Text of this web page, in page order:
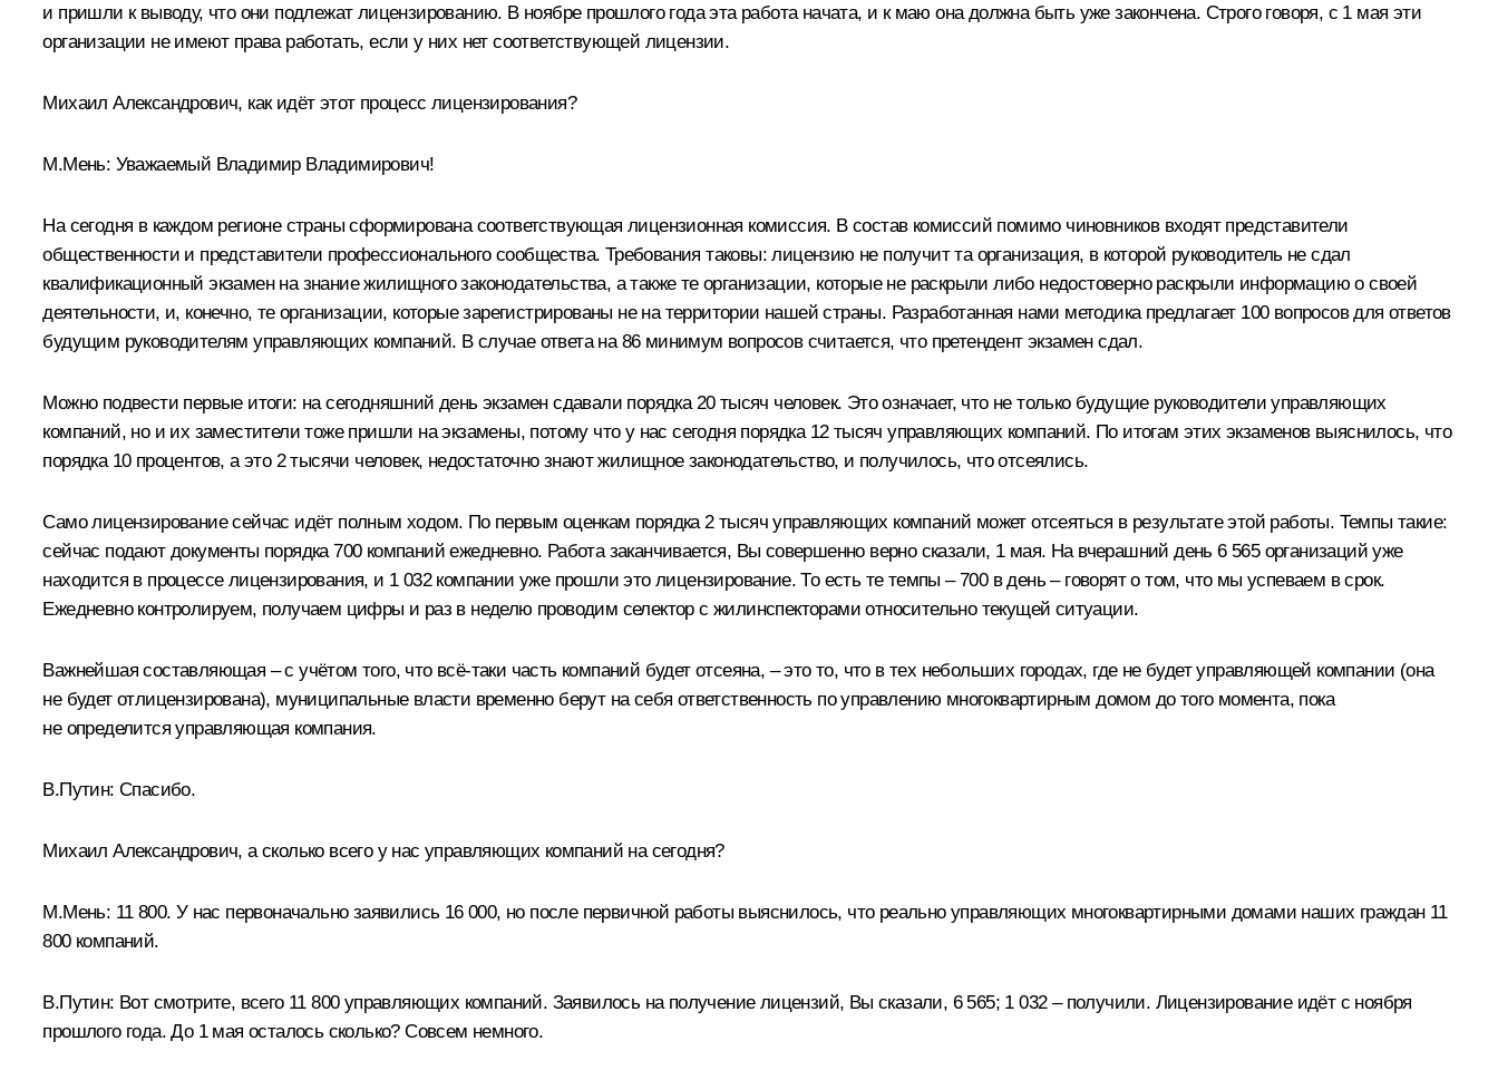
и пришли к выводу, что они подлежат лицензированию. В ноябре прошлого года эта работа начата, и к маю она должна быть уже закончена. Строго говоря, с 1 мая эти
организации не имеют права работать, если у них нет соответствующей лицензии.
Михаил Александрович, как идёт этот процесс лицензирования?
М.Мень: Уважаемый Владимир Владимирович!
На сегодня в каждом регионе страны сформирована соответствующая лицензионная комиссия. В состав комиссий помимо чиновников входят представители
общественности и представители профессионального сообщества. Требования таковы: лицензию не получит та организация, в которой руководитель не сдал
квалификационный экзамен на знание жилищного законодательства, а также те организации, которые не раскрыли либо недостоверно раскрыли информацию о своей
деятельности, и, конечно, те организации, которые зарегистрированы не на территории нашей страны. Разработанная нами методика предлагает 100 вопросов для ответов
будущим руководителям управляющих компаний. В случае ответа на 86 минимум вопросов считается, что претендент экзамен сдал.
Можно подвести первые итоги: на сегодняшний день экзамен сдавали порядка 20 тысяч человек. Это означает, что не только будущие руководители управляющих
компаний, но и их заместители тоже пришли на экзамены, потому что у нас сегодня порядка 12 тысяч управляющих компаний. По итогам этих экзаменов выяснилось, что
порядка 10 процентов, а это 2 тысячи человек, недостаточно знают жилищное законодательство, и получилось, что отсеялись.
Само лицензирование сейчас идёт полным ходом. По первым оценкам порядка 2 тысяч управляющих компаний может отсеяться в результате этой работы. Темпы такие:
сейчас подают документы порядка 700 компаний ежедневно. Работа заканчивается, Вы совершенно верно сказали, 1 мая. На вчерашний день 6 565 организаций уже
находится в процессе лицензирования, и 1 032 компании уже прошли это лицензирование. То есть те темпы – 700 в день – говорят о том, что мы успеваем в срок.
Ежедневно контролируем, получаем цифры и раз в неделю проводим селектор с жилинспекторами относительно текущей ситуации.
Важнейшая составляющая – с учётом того, что всё‑таки часть компаний будет отсеяна, – это то, что в тех небольших городах, где не будет управляющей компании (она
не будет отлицензирована), муниципальные власти временно берут на себя ответственность по управлению многоквартирным домом до того момента, пока
не определится управляющая компания.
В.Путин: Спасибо.
Михаил Александрович, а сколько всего у нас управляющих компаний на сегодня?
М.Мень: 11 800. У нас первоначально заявились 16 000, но после первичной работы выяснилось, что реально управляющих многоквартирными домами наших граждан 11
800 компаний.
В.Путин: Вот смотрите, всего 11 800 управляющих компаний. Заявилось на получение лицензий, Вы сказали, 6 565; 1 032 – получили. Лицензирование идёт с ноября
прошлого года. До 1 мая осталось сколько? Совсем немного.